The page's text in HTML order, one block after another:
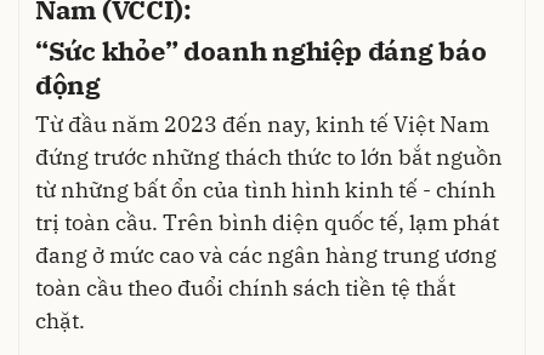
Nam (VCCI):
“Sức khỏe” doanh nghiệp đáng báo
động
Từ đầu năm 2023 đến nay, kinh tế Việt Nam
đứng trước những thách thức to lớn bắt nguồn
từ những bất ổn của tình hình kinh tế - chính
trị toàn cầu. Trên bình diện quốc tế, lạm phát
đang ở mức cao và các ngân hàng trung ương
toàn cầu theo đuổi chính sách tiền tệ thắt
chặt.